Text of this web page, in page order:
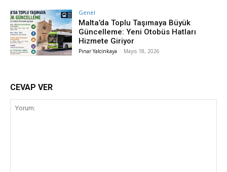
Genel
Malta’da Toplu Taşımaya Büyük
Güncelleme: Yeni Otobüs Hatları
Hizmete Giriyor
Pınar Yalcinkaya - Mayıs 18, 2026
CEVAP VER